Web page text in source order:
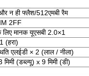
न ही फ्लैश/512एमबी रैम
2FF
लिए मानक यूएसबी 2.0×1
(हरा)
एलईडी × 2 (लाल / नीला)
(डब्ल्यू) x 9 मिमी (डी)